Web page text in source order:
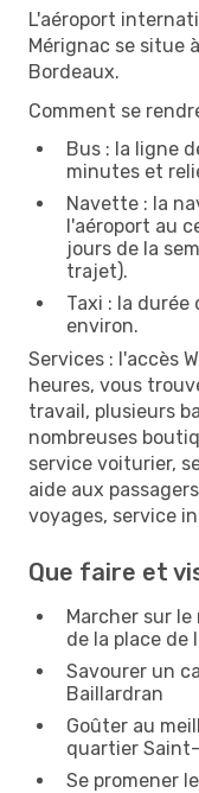
L'aéroport
Mérignac se situe
Bordeaux.
Comment se
Bus : la ligne
minutes et
Navette : la
l'aéroport au
jours de la
trajet).
Taxi : la
environ.
Services : l'accès
heures, vous
travail, plusieurs
nombreuses
service voiturier,
aide aux
voyages, service
Que faire et
Marcher sur
de la place de
Savourer un
Baillardran
Goûter au
quartier
Se promener